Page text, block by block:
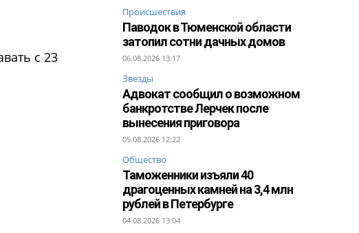
с 23
Происшествия
Паводок в Тюменской области
затопил сотни дачных домов
06.08.2026 13:17
Звезды
Адвокат сообщил о возможном
банкротстве Лерчек после
вынесения приговора
05.08.2026 12:22
Общество
Таможенники изъяли 40
драгоценных камней на 3,4 млн
рублей в Петербурге
04.08.2026 13:04